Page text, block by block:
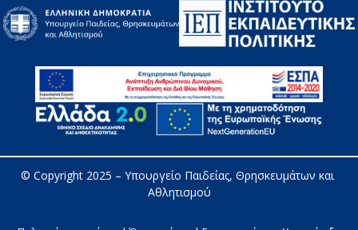
© Copyright 2025 – Υπουργείο Παιδείας, Θρησκευμάτων και
Αθλητισμού